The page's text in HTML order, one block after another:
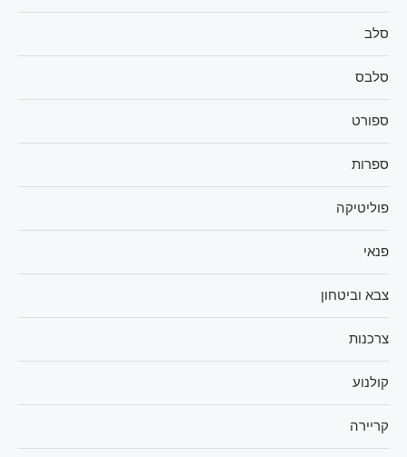
סלב
סלבס
ספורט
ספרות
פוליטיקה
פנאי
צבא וביטחון
צרכנות
קולנוע
קריירה